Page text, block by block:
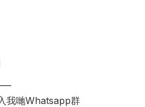
我哋Whatsapp群